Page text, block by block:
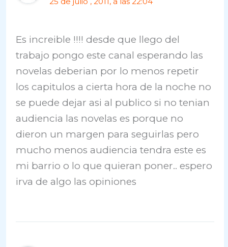
Es increible !!!! desde que llego del
trabajo pongo este canal esperando las
novelas deberian por lo menos repetir
los capitulos a cierta hora de la noche no
se puede dejar asi al publico si no tenian
audiencia las novelas es porque no
dieron un margen para seguirlas pero
mucho menos audiencia tendra este es
mi barrio o lo que quieran poner.. espero
irva de algo las opiniones